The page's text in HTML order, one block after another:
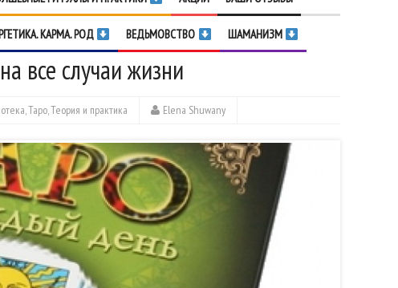
КАРМА. РОД ВЕДЬМОВСТВО ШАМАНИЗМ
все случаи жизни
,Таро,Теория и практика Elena Shuwany